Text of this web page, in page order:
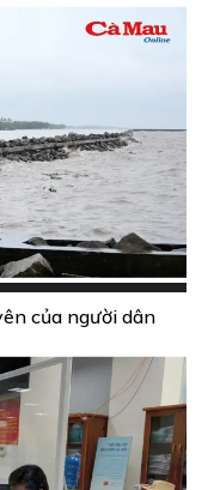
của người dân